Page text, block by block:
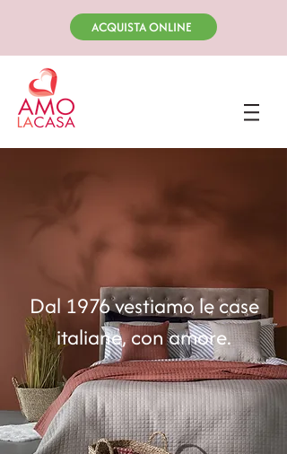
ACQUISTA ONLINE
Dal 1976 vestiamo le case
italiane, con amore.